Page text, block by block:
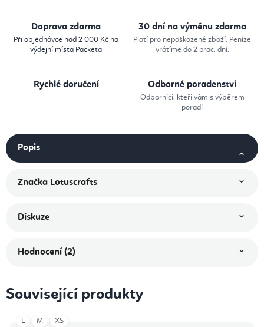
Doprava zdarma
Při objednávce nad 2 000 Kč na
výdejní místa Packeta
30 dní na výměnu zdarma
Platí pro nepoškozené zboží. Peníze
vrátíme do 2 prac. dní.
Rychlé doručení Odborné poradenství
Odborníci, kteří vám s výběrem
poradí
Popis
Značka Lotuscrafts
Diskuze
Hodnocení (2)
Související produkty
L M XS